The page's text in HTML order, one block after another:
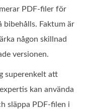
PDF‑filer för
bibehålls. Faktum är
någon skillnad
versionen.
superenkelt att
kan använda
släppa PDF-filen i